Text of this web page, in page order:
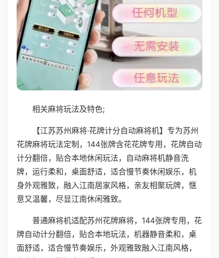
相关麻将玩法及特色;
【江苏苏州麻将·花牌计分自动麻将机】专为苏州
花牌麻将玩法定制，144张牌含花花牌专用，花牌自动
计分翻倍，贴合本地休闲玩法，自动麻将机静音洗
牌，运行柔和，桌面舒适，适合慢节奏休闲娱乐，机
身外观雅致，融入江南居家风格，亲友相聚玩牌，惬
意又温馨，尽显江南休闲雅致。
普通麻将机适配苏州花牌麻将，144张牌专用，花
牌自动计分翻倍，贴合本地玩法，机器静音柔和，桌
面舒适，适合慢节奏娱乐，外观雅致融入江南风格，